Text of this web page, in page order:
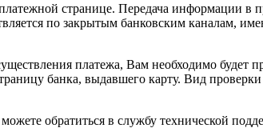
странице. Передача информации
по закрытым банковским каналам,
платежа, Вам необходимо будет
банка, выдавшего карту. Вид
обратиться в службу технической